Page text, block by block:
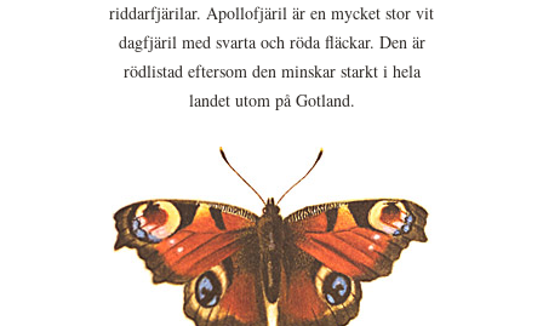
riddarfjärilar. Apollofjäril är en mycket stor vit
dagfjäril med svarta och röda fläckar. Den är
rödlistad eftersom den minskar starkt i hela
landet utom på Gotland.